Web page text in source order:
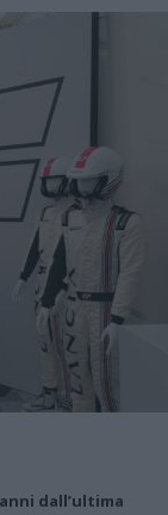
dall’ultima